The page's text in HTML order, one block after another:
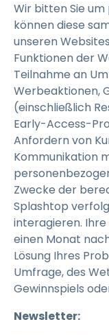
Wir bitten Sie
können diese
unseren
Funktionen der
Teilnahme an
Werbeaktionen,
(einschließlich
Early-Access-
Anfordern von
Kommunikation
Zwecke der
Splashtop
interagieren.
einen Monat
Lösung Ihres
Umfrage, des
Gewinnspiels
Newsletter: